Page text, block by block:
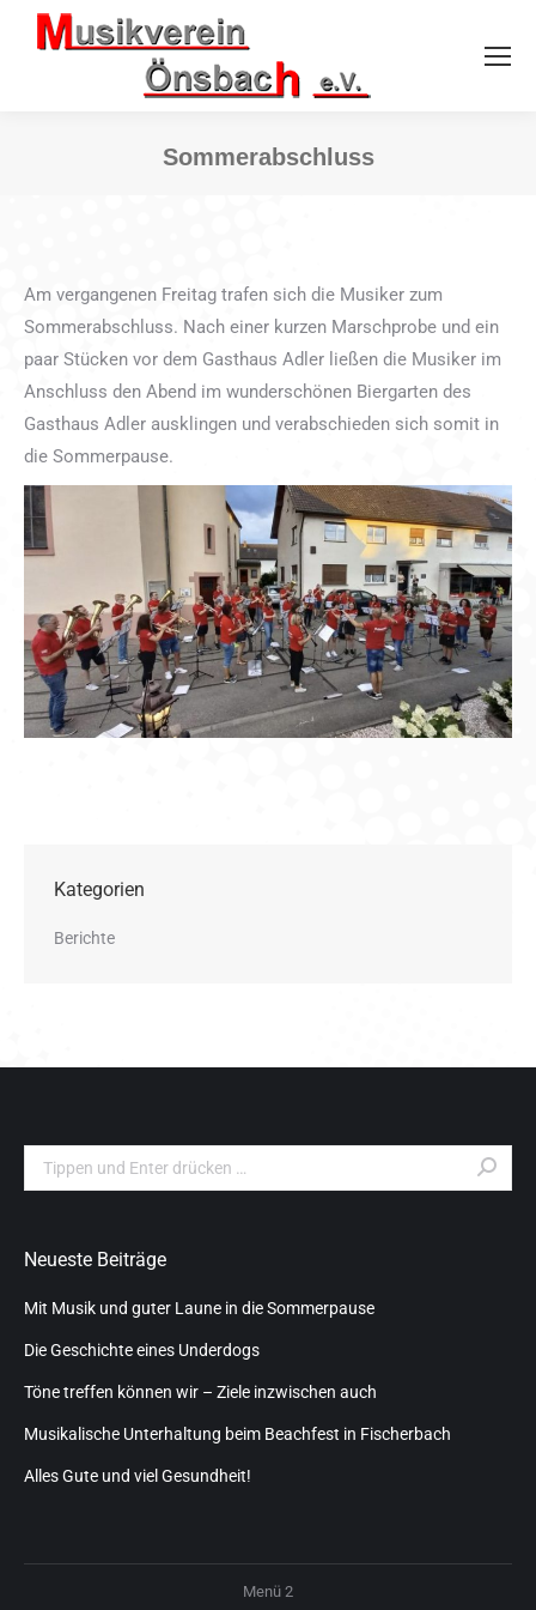
Sommerabschluss
Am vergangenen Freitag trafen sich die Musiker zum
Sommerabschluss. Nach einer kurzen Marschprobe und ein
paar Stücken vor dem Gasthaus Adler ließen die Musiker im
Anschluss den Abend im wunderschönen Biergarten des
Gasthaus Adler ausklingen und verabschieden sich somit in
die Sommerpause.
Kategorien
Berichte
Search:
Neueste Beiträge
Mit Musik und guter Laune in die Sommerpause
Die Geschichte eines Underdogs
Töne treffen können wir – Ziele inzwischen auch
Musikalische Unterhaltung beim Beachfest in Fischerbach
Alles Gute und viel Gesundheit!
Menü 2